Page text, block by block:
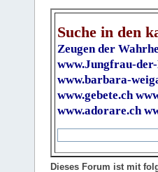
Suche in den
Zeugen der
www.Jungfrau-
www.barbara-
www.gebete.ch
www.adorare.ch
Dieses Forum ist mit